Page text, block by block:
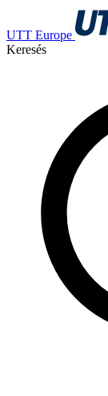
UTT Europe
Keresés